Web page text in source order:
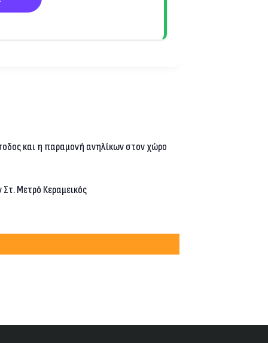
και η παραμονή ανηλίκων στον χώρο
Στ. Μετρό Κεραμεικός